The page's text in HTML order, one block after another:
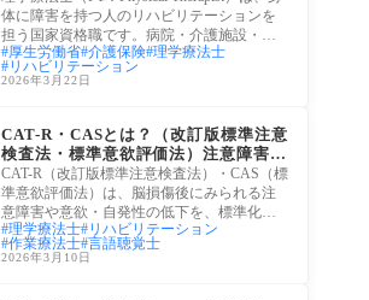
体に障害を持つ人のリハビリテーションを
担う国家資格職です。病院・介護施設・ス
ポーツ分
厚生労働省 介護保険 理学療法士
リハビリテーション
2026年3月22日
CAT-R・CASとは？（改訂版標準注意
検査法・標準意欲評価法）注意障害と
意欲低下の評価
CAT-R（改訂版標準注意検査法）・CAS（標
準意欲評価法）は、脳損傷後にみられる注
意障害や意欲・自発性の低下を、標準化さ
れた方法
理学療法士 リハビリテーション
作業療法士 言語聴覚士
2026年3月10日